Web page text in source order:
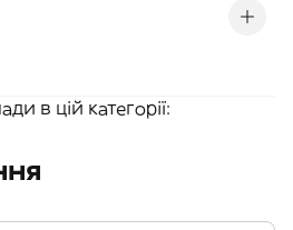
в цій категорії: